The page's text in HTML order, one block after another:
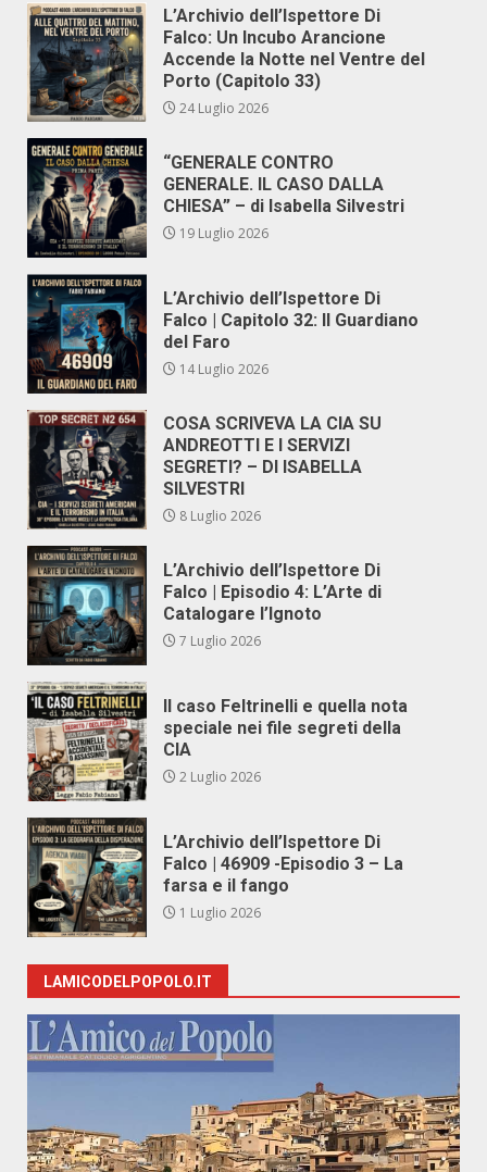
L’Archivio dell’Ispettore Di
Falco: Un Incubo Arancione
Accende la Notte nel Ventre del
Porto (Capitolo 33)
24 Luglio 2026
“GENERALE CONTRO
GENERALE. IL CASO DALLA
CHIESA” – di Isabella Silvestri
19 Luglio 2026
L’Archivio dell’Ispettore Di
Falco | Capitolo 32: Il Guardiano
del Faro
14 Luglio 2026
COSA SCRIVEVA LA CIA SU
ANDREOTTI E I SERVIZI
SEGRETI? – DI ISABELLA
SILVESTRI
8 Luglio 2026
L’Archivio dell’Ispettore Di
Falco | Episodio 4: L’Arte di
Catalogare l’Ignoto
7 Luglio 2026
Il caso Feltrinelli e quella nota
speciale nei file segreti della
CIA
2 Luglio 2026
L’Archivio dell’Ispettore Di
Falco | 46909 -Episodio 3 – La
farsa e il fango
1 Luglio 2026
LAMICODELPOPOLO.IT